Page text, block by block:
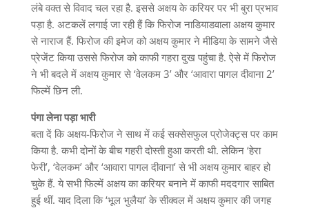
लंबे वक्त से विवाद चल रहा है. इससे अक्षय के करियर पर भी बुरा प्रभाव
पड़ा है. अटकलें लगाई जा रही हैं कि फिरोज नाडियाडवाला अक्षय कुमार
से नाराज हैं. फिरोज की इमेज को अक्षय कुमार ने मीडिया के सामने जैसे
प्रेजेंट किया उससे फिरोज को काफी गहरा दुख पहुंचा है. ऐसे में फिरोज
ने भी बदले में अक्षय कुमार से ‘वेलकम 3’ और ‘आवारा पागल दीवाना 2’
फिल्में छिन ली.
पंगा लेना पड़ा भारी
बता दें कि अक्षय-फिरोज ने साथ में कई सक्सेसफुल प्रोजेक्ट्स पर काम
किया है. कभी दोनों के बीच गहरी दोस्ती हुआ करती थी. लेकिन ‘हेरा
फेरी’, ‘वेलकम’ और ‘आवारा पागल दीवाना’ से भी अक्षय कुमार बाहर हो
चुके हैं. ये सभी फिल्में अक्षय का करियर बनाने में काफी मददगार साबित
हुई थीं. याद दिला कि ‘भूल भुलैया’ के सीक्वल में अक्षय कुमार की जगह